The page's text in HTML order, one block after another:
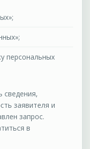
персональных
сведения,
заявителя и
запрос.
в